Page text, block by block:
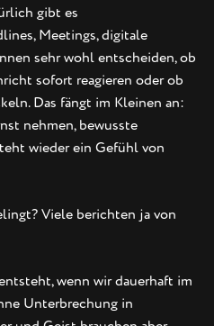
gibt es
Meetings, digitale
sehr wohl entscheiden, ob
sofort reagieren oder ob
Das fängt im Kleinen an:
nehmen, bewusste
wieder ein Gefühl von
Viele berichten ja von
wenn wir dauerhaft im
Unterbrechung in